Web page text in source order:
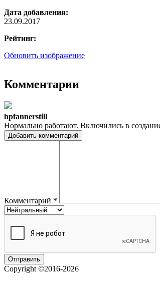
Дата добавления:
23.09.2017
Рейтинг:
Обновить изображение
Комментарии
hpfannerstill
Нормально работают. Включились в
Добавить комментарий
Комментарий *
Copyright ©2016-2026